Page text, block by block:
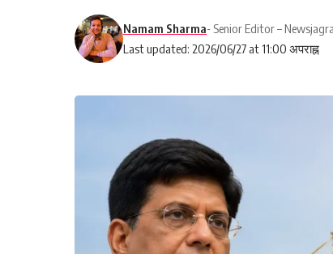
Last updated: 2026/06/27 at 11:00 अपराह्न
Namam Sharma- Senior Editor –